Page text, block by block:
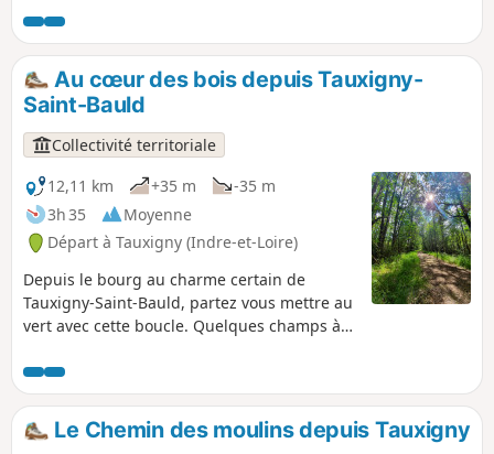
Bauld. L'eau est ici omniprésente, vous
garderez toujours un œil sur l'Échandon et
ses affluents que vous traverserez sur des
passerelles et petits ponts. Plusieurs lieux
surprenants se cachent à proximité de ces
cours d'eau...
Au cœur des bois depuis Tauxigny-
Saint-Bauld
Collectivité territoriale
12,11 km
+35 m
-35 m
3h 35
Moyenne
Départ à Tauxigny (Indre-et-Loire)
Depuis le bourg au charme certain de
Tauxigny-Saint-Bauld, partez vous mettre au
vert avec cette boucle. Quelques champs à
enfoncerez dans les bois, en empruntant
petits chemins et sentiers tortueux.
Respirez, la campagne tauxignoise vous veut
du bien !Le Chemin des moulins depuis Tauxigny